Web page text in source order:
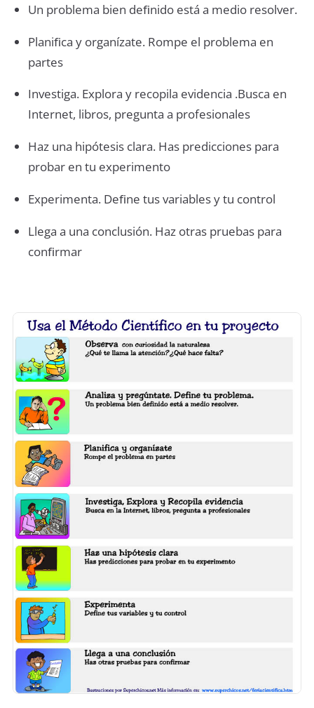
Un problema bien deﬁnido está a medio resolver.
Planiﬁca y organízate. Rompe el problema en
partes
Investiga. Explora y recopila evidencia .Busca en
Internet, libros, pregunta a profesionales
Haz una hipótesis clara. Has predicciones para
probar en tu experimento
Experimenta. Deﬁne tus variables y tu control
Llega a una conclusión. Haz otras pruebas para
conﬁrmar